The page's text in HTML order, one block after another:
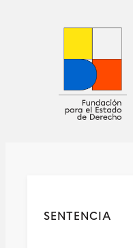
SENTENCIA